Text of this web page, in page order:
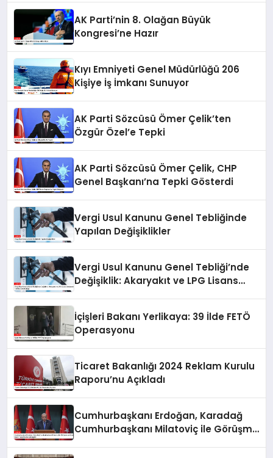
AK Parti’nin 8. Olağan Büyük
Kongresi’ne Hazır
Kıyı Emniyeti Genel Müdürlüğü 206
Kişiye İş İmkanı Sunuyor
AK Parti Sözcüsü Ömer Çelik’ten
Özgür Özel’e Tepki
AK Parti Sözcüsü Ömer Çelik, CHP
Genel Başkanı’na Tepki Gösterdi
Vergi Usul Kanunu Genel Tebliğinde
Yapılan Değişiklikler
Vergi Usul Kanunu Genel Tebliği’nde
Değişiklik: Akaryakıt ve LPG Lisans
İçişleri Bakanı Yerlikaya: 39 İlde FETÖ
Operasyonu
Ticaret Bakanlığı 2024 Reklam Kurulu
Raporu’nu Açıkladı
Cumhurbaşkanı Erdoğan, Karadağ
Cumhurbaşkanı Milatoviç ile Görüşme